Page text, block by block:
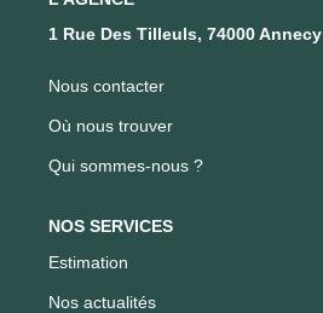
1 Rue Des Tilleuls, 74000 Annecy
Nous contacter
Où nous trouver
Qui sommes-nous ?
NOS SERVICES
Estimation
Nos actualités